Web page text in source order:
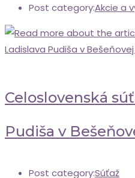
Post category:Akcie a
Celoslovenská
Pudiša v
Post category:Súťaž